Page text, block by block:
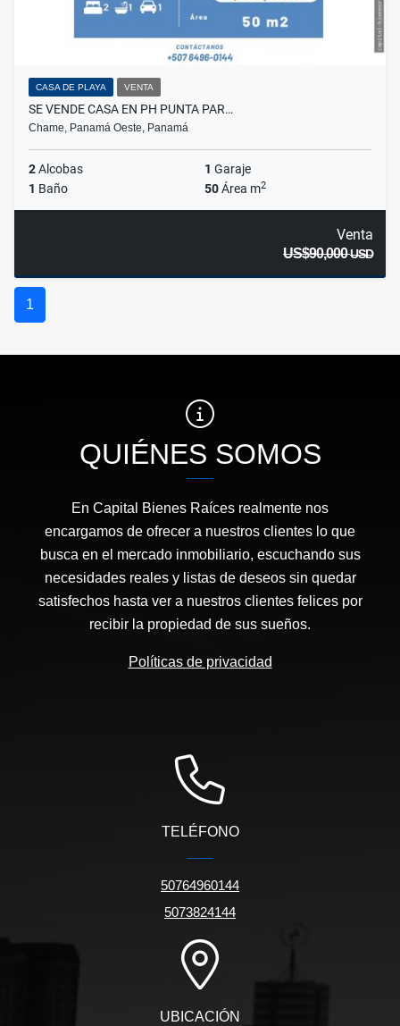
CASA DE PLAYA VENTA
SE VENDE CASA EN PH PUNTA PAR…
Chame, Panamá Oeste, Panamá
2Alcobas 1 Garaje
1 Baño 50Área m2
Venta
US$90,000USD
1
QUIÉNES SOMOS
En Capital Bienes Raíces realmente nos
encargamos de ofrecer a nuestros clientes lo que
busca en el mercado inmobiliario, escuchando sus
necesidades reales y listas de deseos sin quedar
satisfechos hasta ver a nuestros clientes felices por
recibir la propiedad de sus sueños.
Políticas de privacidad
TELÉFONO
50764960144
5073824144
UBICACIÓN